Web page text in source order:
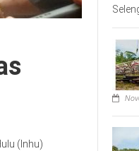
(Inhu)